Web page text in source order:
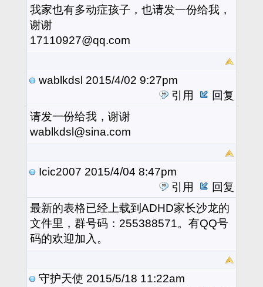
我家也有多动症孩子，也请发一份给我，
谢谢
17110927@qq.com
wablkdsl 2015/4/02 9:27pm
引用
回复
请发一份给我，谢谢
wablkdsl@sina.com
Icic2007 2015/4/04 8:47pm
引用
回复
最新的表格已经上载到ADHD家长沙龙的
文件里，群号码：255388571。有QQ号
码的欢迎加入。
守护天使 2015/5/18 11:22am